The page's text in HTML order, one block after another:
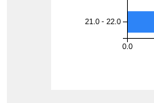
0.0
21.0 - 22.0